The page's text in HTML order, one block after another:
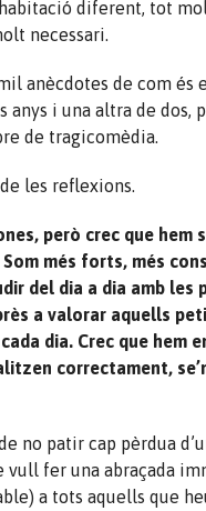
diferent, tot
necessari.
anècdotes de com és
anys i una altra de dos,
de tragicomèdia.
les reflexions.
però crec que
més forts, més
del dia a dia amb les
a valorar aquells
dia. Crec que hem
correctament,
no patir cap pèrdua
vull fer una abraçada
a tots aquells que